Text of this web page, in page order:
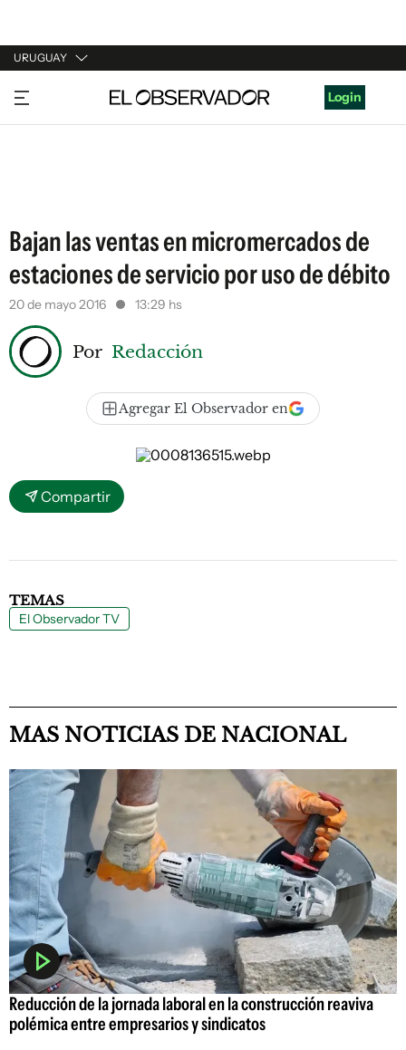
URUGUAY
URUGUAY
ARGENTINA
Login
Bajan las ventas en micromercados de
estaciones de servicio por uso de débito
20 de mayo 2016 13:29 hs
Por Redacción
Agregar El Observador en
Compartir
TEMAS
El Observador TV
MAS NOTICIAS DE NACIONAL
Reducción de la jornada laboral en la construcción reaviva
polémica entre empresarios y sindicatos